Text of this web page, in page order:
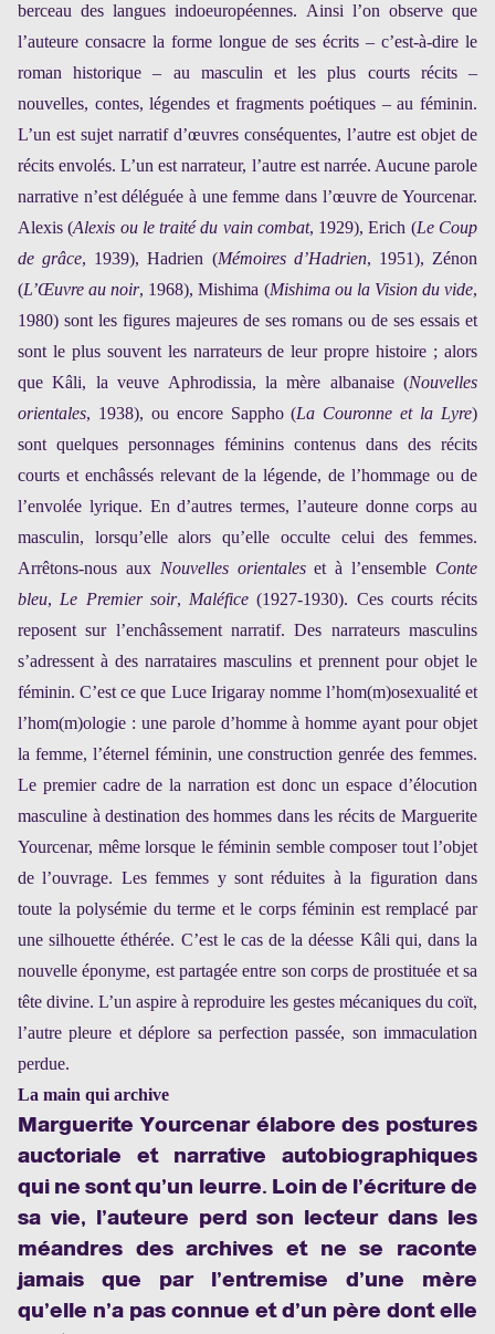
berceau des langues indoeuropéennes. Ainsi l’on observe que
l’auteure consacre la forme longue de ses écrits – c’est-à-dire le
roman historique – au masculin et les plus courts récits –
nouvelles, contes, légendes et fragments poétiques – au féminin.
L’un est sujet narratif d’œuvres conséquentes, l’autre est objet de
récits envolés. L’un est narrateur, l’autre est narrée. Aucune parole
narrative n’est déléguée à une femme dans l’œuvre de Yourcenar.
Alexis (Alexis ou le traité du vain combat, 1929), Erich (Le Coup
de grâce, 1939), Hadrien (Mémoires d’Hadrien, 1951), Zénon
(L’Œuvre au noir, 1968), Mishima (Mishima ou la Vision du vide,
1980) sont les figures majeures de ses romans ou de ses essais et
sont le plus souvent les narrateurs de leur propre histoire ; alors
que Kâli, la veuve Aphrodissia, la mère albanaise (Nouvelles
orientales, 1938), ou encore Sappho (La Couronne et la Lyre)
sont quelques personnages féminins contenus dans des récits
courts et enchâssés relevant de la légende, de l’hommage ou de
l’envolée lyrique. En d’autres termes, l’auteure donne corps au
masculin, lorsqu’elle alors qu’elle occulte celui des femmes.
Arrêtons-nous aux Nouvelles orientaleset à l’ensemble Conte
bleu, Le Premier soir, Maléfice (1927-1930). Ces courts récits
reposent sur l’enchâssement narratif. Des narrateurs masculins
s’adressent à des narrataires masculins et prennent pour objet le
féminin. C’est ce que Luce Irigaray nomme l’hom(m)osexualité et
l’hom(m)ologie : une parole d’homme à homme ayant pour objet
la femme, l’éternel féminin, une construction genrée des femmes.
Le premier cadre de la narration est donc un espace d’élocution
masculine à destination des hommes dans les récits de Marguerite
Yourcenar, même lorsque le féminin semble composer tout l’objet
de l’ouvrage. Les femmes y sont réduites à la figuration dans
toute la polysémie du terme et le corps féminin est remplacé par
une silhouette éthérée. C’est le cas de la déesse Kâli qui, dans la
nouvelle éponyme, est partagée entre son corps de prostituée et sa
tête divine. L’un aspire à reproduire les gestes mécaniques du coït,
l’autre pleure et déplore sa perfection passée, son immaculation
perdue.
La main qui archive
Marguerite Yourcenar élabore des postures
auctoriale et narrative autobiographiques
qui ne sont qu’un leurre. Loin de l’écriture de
sa vie, l’auteure perd son lecteur dans les
méandres des archives et ne se raconte
jamais que par l’entremise d’une mère
qu’elle n’a pas connue et d’un père dont elle